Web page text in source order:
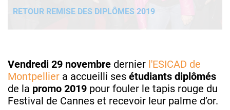
RETOUR REMISE DES DIPLÔMES 2019
Vendredi 29 novembre dernier l'ESICAD de
Montpellier a accueilli ses étudiants diplômés
de la promo 2019 pour fouler le tapis rouge du
Festival de Cannes et recevoir leur palme d’or.